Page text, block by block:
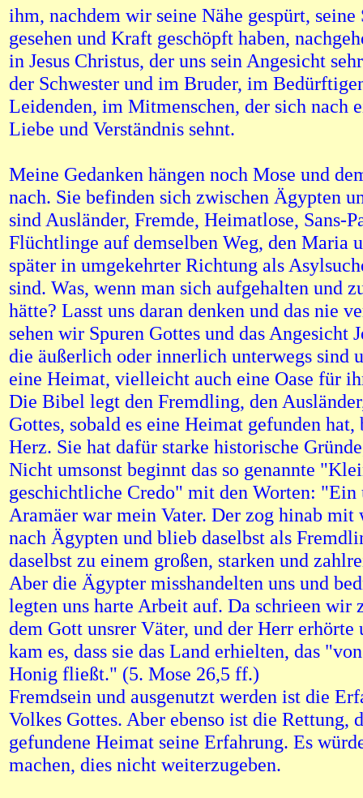
ihm, nachdem wir seine Nähe gespürt,
gesehen und Kraft geschöpft haben,
in Jesus Christus, der uns sein Angesicht
der Schwester und im Bruder, im
Leidenden, im Mitmenschen, der sich nach
Liebe und Verständnis sehnt.
Meine Gedanken hängen noch Mose und
nach. Sie befinden sich zwischen Ägypten
sind Ausländer, Fremde, Heimatlose, Sans-
Flüchtlinge auf demselben Weg, den Maria
später in umgekehrter Richtung als
sind. Was, wenn man sich aufgehalten und
hätte? Lasst uns daran denken und das nie
sehen wir Spuren Gottes und das Angesicht
die äußerlich oder innerlich unterwegs sind
eine Heimat, vielleicht auch eine Oase für
Die Bibel legt den Fremdling, den
Gottes, sobald es eine Heimat gefunden hat,
Herz. Sie hat dafür starke historische
Nicht umsonst beginnt das so genannte
geschichtliche Credo" mit den Worten: "Ein
Aramäer war mein Vater. Der zog hinab mit
nach Ägypten und blieb daselbst als
daselbst zu einem großen, starken und
Aber die Ägypter misshandelten uns und
legten uns harte Arbeit auf. Da schrieen wir
dem Gott unsrer Väter, und der Herr erhörte
kam es, dass sie das Land erhielten, das
Honig fließt." (5. Mose 26,5 ff.)
Fremdsein und ausgenutzt werden ist die
Volkes Gottes. Aber ebenso ist die Rettung,
gefundene Heimat seine Erfahrung. Es
machen, dies nicht weiterzugeben.